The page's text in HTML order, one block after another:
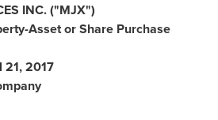
INC.("MJX")
Asset or Share Purchase
21, 2017